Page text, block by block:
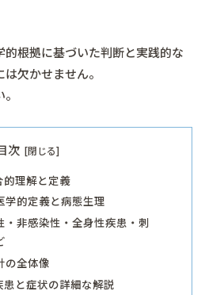
根拠に基づいた判断と実践的な
欠かせません。
次
的理解と定義
学的定義と病態生理
非感染性・全身性疾患・刺
の全体像
と症状の詳細な解説